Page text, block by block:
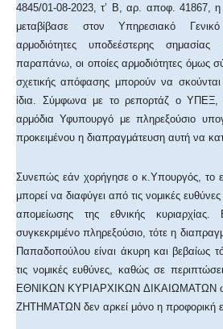
4845/01-08-2023, τ’ Β, αρ. αποφ. 41867,
μεταβίβασε στον Υπηρεσιακό
αρμοδιότητες υποδεέστερης
παραπάνω, οι οποίες αρμοδιότητες όμως
σχετικής απόφασης μπορούν να
ίδια. Σύμφωνα με το ρεπορτάζ ο ΥΠΕΞ,
αρμόδια Υφυπουργό με πληρεξούσιο
προκειμένου η διαπραγμάτευση αυτή να
Συνεπώς εάν χορήγησε ο κ.Υπουργός, το
μπορεί να διαφύγει από τις νομικές
απομείωσης της εθνικής
συγκεκριμένο πληρεξούσιο, τότε η
Παπαδοπούλου είναι άκυρη και βεβαίως
τις νομικές ευθύνες, καθώς σε
ΕΘΝΙΚΩΝ ΚΥΡΙΑΡΧΙΚΩΝ ΔΙΚΑΙΩΜΑΤΩΝ
ΖΗΤΗΜΑΤΩΝ δεν αρκεί μόνο η προφορική